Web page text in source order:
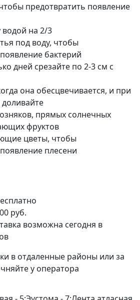
предотвратить появление
водой на 2/3
под воду, чтобы
бактерий
дней срезайте по 2-3 см с
она обесцвечивается, и при
прямых солнечных
фруктов
цветы, чтобы
плесени
руб.
возможна сегодня в
в отдаленные районы или за
у оператора